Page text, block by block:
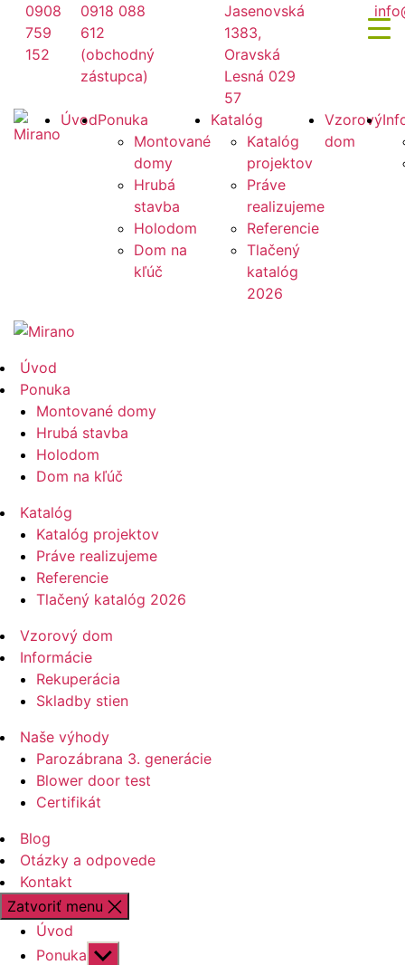
Preskočiť
obsah
0908
759
152
0918 088
612
(obchodný
zástupca)
Jasenovská
1383,
Oravská
Lesná 029
57
Mirano
ÚvodPonuka
Montované
domy
Hrubá
stavba
Holodom
Dom na
kľúč
Katalóg
Katalóg
projektov
Práve
realizujeme
Referencie
Tlačený
katalóg
2026
Vzorový
dom
Úvod
Ponuka
Montované domy
Hrubá stavba
Holodom
Dom na kľúč
Katalóg
Katalóg projektov
Práve realizujeme
Referencie
Tlačený katalóg 2026
Vzorový dom
Informácie
Rekuperácia
Skladby stien
Naše výhody
Parozábrana 3. generácie
Blower door test
Certifikát
Blog
Otázky a odpovede
Kontakt
Zatvoriť menu
Úvod
Ponuka Zobraziť